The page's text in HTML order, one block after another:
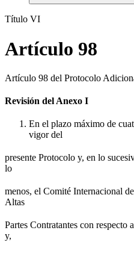
Título VI
Artículo 98
Artículo 98 del Protocolo
Revisión del Anexo I
En el plazo máximo de
vigor del
presente Protocolo y, en lo
lo
menos, el Comité Internacional
Altas
Partes Contratantes con
y,